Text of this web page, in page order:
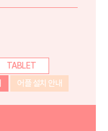
TABLET
어플 설치 안내